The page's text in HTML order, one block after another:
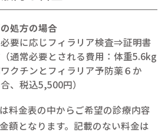
処方の場合
要に応じフィラリア検査⇒証明書
通常必要とされる費用：体重5.6kg
クチンとフィラリア予防薬６か
、税込5,500円）
料金表の中からご希望の診療内容
額となります。記載のない料金は